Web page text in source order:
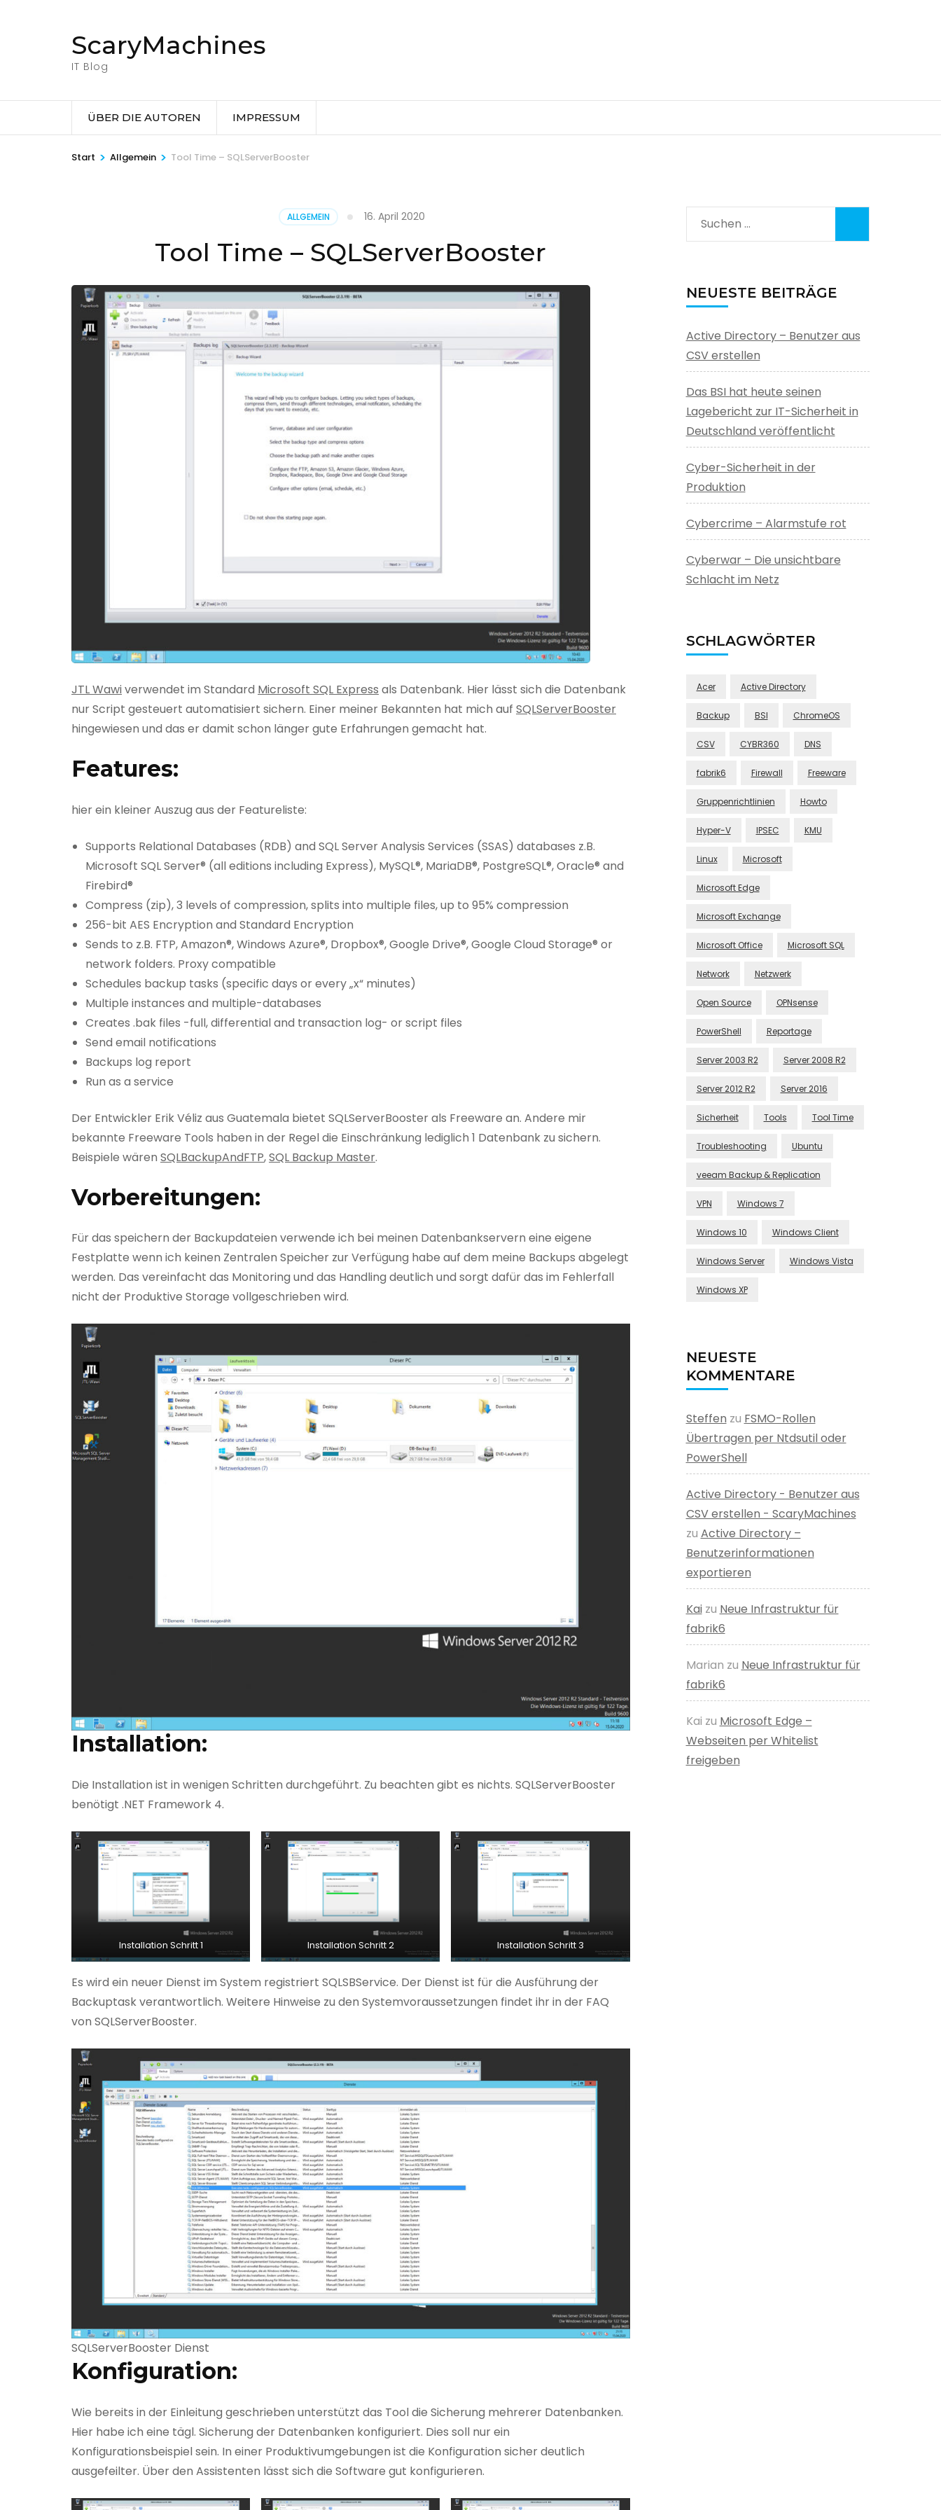
(Eingabetaste
ScaryMachines
IT Blog
ÜBER DIE AUTOREN IMPRESSUM
Start > Allgemein > Tool Time – SQLServerBooster
ALLGEMEIN 16. April 2020
Tool Time – SQLServerBooster
JTL Wawiverwendet im Standard Microsoft SQL Express als Datenbank. Hier lässt sich die Datenbank
nur Script gesteuert automatisiert sichern. Einer meiner Bekannten hat mich auf SQLServerBooster
hingewiesen und das er damit schon länger gute Erfahrungen gemacht hat.
Features:
hier ein kleiner Auszug aus der Featureliste:
Supports Relational Databases (RDB) and SQL Server Analysis Services (SSAS) databases z.B.
Microsoft SQL Server® (all editions including Express), MySQL®, MariaDB®, PostgreSQL®, Oracle® and
Firebird®
Compress (zip), 3 levels of compression, splits into multiple files, up to 95% compression
256-bit AES Encryption and Standard Encryption
Sends to z.B. FTP, Amazon®, Windows Azure®, Dropbox®, Google Drive®, Google Cloud Storage® or
network folders. Proxy compatible
Schedules backup tasks (specific days or every „x“ minutes)
Multiple instances and multiple-databases
Creates .bak files -full, differential and transaction log- or script files
Send email notifications
Backups log report
Run as a service
Der Entwickler Erik Véliz aus Guatemala bietet SQLServerBooster als Freeware an. Andere mir
bekannte Freeware Tools haben in der Regel die Einschränkung lediglich 1 Datenbank zu sichern.
Beispiele wären SQLBackupAndFTP,SQL Backup Master.
Vorbereitungen:
Für das speichern der Backupdateien verwende ich bei meinen Datenbankservern eine eigene
Festplatte wenn ich keinen Zentralen Speicher zur Verfügung habe auf dem meine Backups abgelegt
werden. Das vereinfacht das Monitoring und das Handling deutlich und sorgt dafür das im Fehlerfall
nicht der Produktive Storage vollgeschrieben wird.
Installation:
Die Installation ist in wenigen Schritten durchgeführt. Zu beachten gibt es nichts. SQLServerBooster
benötigt .NET Framework 4.
Installation Schritt 1 Installation Schritt 2 Installation Schritt 3
Es wird ein neuer Dienst im System registriert SQLSBService. Der Dienst ist für die Ausführung der
Backuptask verantwortlich. Weitere Hinweise zu den Systemvoraussetzungen findet ihr in der FAQ
von SQLServerBooster.
SQLServerBooster Dienst
Konfiguration:
Wie bereits in der Einleitung geschrieben unterstützt das Tool die Sicherung mehrerer Datenbanken.
Hier habe ich eine tägl. Sicherung der Datenbanken konfiguriert. Dies soll nur ein
Konfigurationsbeispiel sein. In einer Produktivumgebungen ist die Konfiguration sicher deutlich
ausgefeilter. Über den Assistenten lässt sich die Software gut konfigurieren.
Suchen
nach:
NEUESTE BEITRÄGE
Active Directory – Benutzer aus
CSV erstellen
Das BSI hat heute seinen
Lagebericht zur IT-Sicherheit in
Deutschland veröffentlicht
Cyber-Sicherheit in der
Produktion
Cybercrime – Alarmstufe rot
Cyberwar – Die unsichtbare
Schlacht im Netz
SCHLAGWÖRTER
Acer Active Directory
Backup BSI ChromeOS
CSV CYBR360 DNS
fabrik6 Firewall Freeware
Gruppenrichtlinien Howto
Hyper-V IPSEC KMU
Linux Microsoft
Microsoft Edge
Microsoft Exchange
Microsoft Office Microsoft SQL
Network Netzwerk
Open Source OPNsense
PowerShell Reportage
Server 2003 R2 Server 2008 R2
Server 2012 R2 Server 2016
Sicherheit Tools Tool Time
Troubleshooting Ubuntu
veeam Backup & Replication
VPN Windows 7
Windows 10 Windows Client
Windows Server Windows Vista
Windows XP
NEUESTE
KOMMENTARE
Steffen zu FSMO-Rollen
Übertragen per Ntdsutil oder
PowerShell
Active Directory - Benutzer aus
CSV erstellen - ScaryMachines
zu Active Directory –
Benutzerinformationen
exportieren
Kaizu Neue Infrastruktur für
fabrik6
Marian zu Neue Infrastruktur für
fabrik6
Kai zu Microsoft Edge –
Webseiten per Whitelist
freigeben